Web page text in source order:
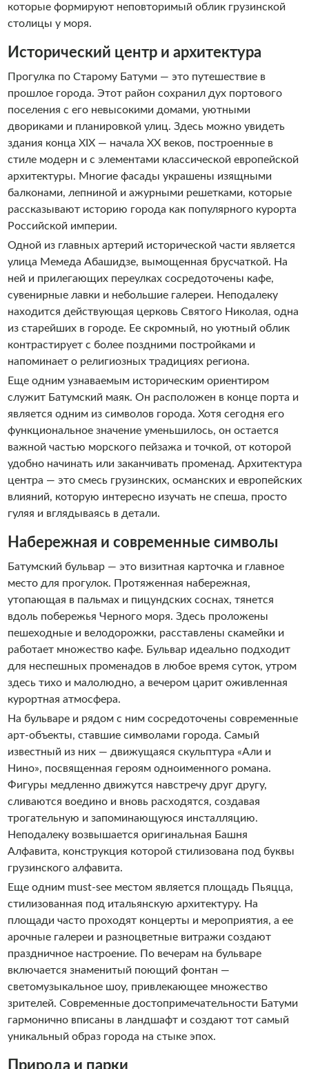
которые формируют неповторимый облик грузинской
столицы у моря.
Исторический центр и архитектура
Прогулка по Старому Батуми — это путешествие в
прошлое города. Этот район сохранил дух портового
поселения с его невысокими домами, уютными
двориками и планировкой улиц. Здесь можно увидеть
здания конца XIX — начала XX веков, построенные в
стиле модерн и с элементами классической европейской
архитектуры. Многие фасады украшены изящными
балконами, лепниной и ажурными решетками, которые
рассказывают историю города как популярного курорта
Российской империи.
Одной из главных артерий исторической части является
улица Мемеда Абашидзе, вымощенная брусчаткой. На
ней и прилегающих переулках сосредоточены кафе,
сувенирные лавки и небольшие галереи. Неподалеку
находится действующая церковь Святого Николая, одна
из старейших в городе. Ее скромный, но уютный облик
контрастирует с более поздними постройками и
напоминает о религиозных традициях региона.
Еще одним узнаваемым историческим ориентиром
служит Батумский маяк. Он расположен в конце порта и
является одним из символов города. Хотя сегодня его
функциональное значение уменьшилось, он остается
важной частью морского пейзажа и точкой, от которой
удобно начинать или заканчивать променад. Архитектура
центра — это смесь грузинских, османских и европейских
влияний, которую интересно изучать не спеша, просто
гуляя и вглядываясь в детали.
Набережная и современные символы
Батумский бульвар — это визитная карточка и главное
место для прогулок. Протяженная набережная,
утопающая в пальмах и пицундских соснах, тянется
вдоль побережья Черного моря. Здесь проложены
пешеходные и велодорожки, расставлены скамейки и
работает множество кафе. Бульвар идеально подходит
для неспешных променадов в любое время суток, утром
здесь тихо и малолюдно, а вечером царит оживленная
курортная атмосфера.
На бульваре и рядом с ним сосредоточены современные
арт-объекты, ставшие символами города. Самый
известный из них — движущаяся скульптура «Али и
Нино», посвященная героям одноименного романа.
Фигуры медленно движутся навстречу друг другу,
сливаются воедино и вновь расходятся, создавая
трогательную и запоминающуюся инсталляцию.
Неподалеку возвышается оригинальная Башня
Алфавита, конструкция которой стилизована под буквы
грузинского алфавита.
Еще одним must-see местом является площадь Пьяцца,
стилизованная под итальянскую архитектуру. На
площади часто проходят концерты и мероприятия, а ее
арочные галереи и разноцветные витражи создают
праздничное настроение. По вечерам на бульваре
включается знаменитый поющий фонтан —
светомузыкальное шоу, привлекающее множество
зрителей. Современные достопримечательности Батуми
гармонично вписаны в ландшафт и создают тот самый
уникальный образ города на стыке эпох.
Природа и парки